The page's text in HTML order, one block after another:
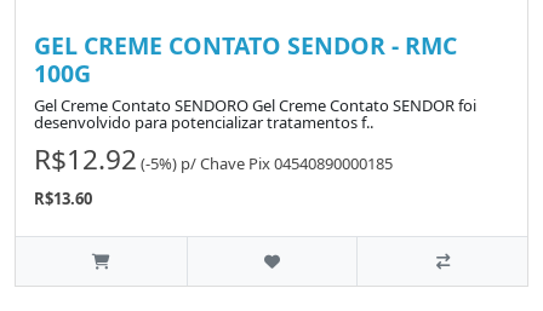
GEL CREME CONTATO SENDOR - RMC
100G
Gel Creme Contato SENDORO Gel Creme Contato SENDOR foi
desenvolvido para potencializar tratamentos f..
R$12.92 (-5%) p/Chave Pix 04540890000185
R$13.60